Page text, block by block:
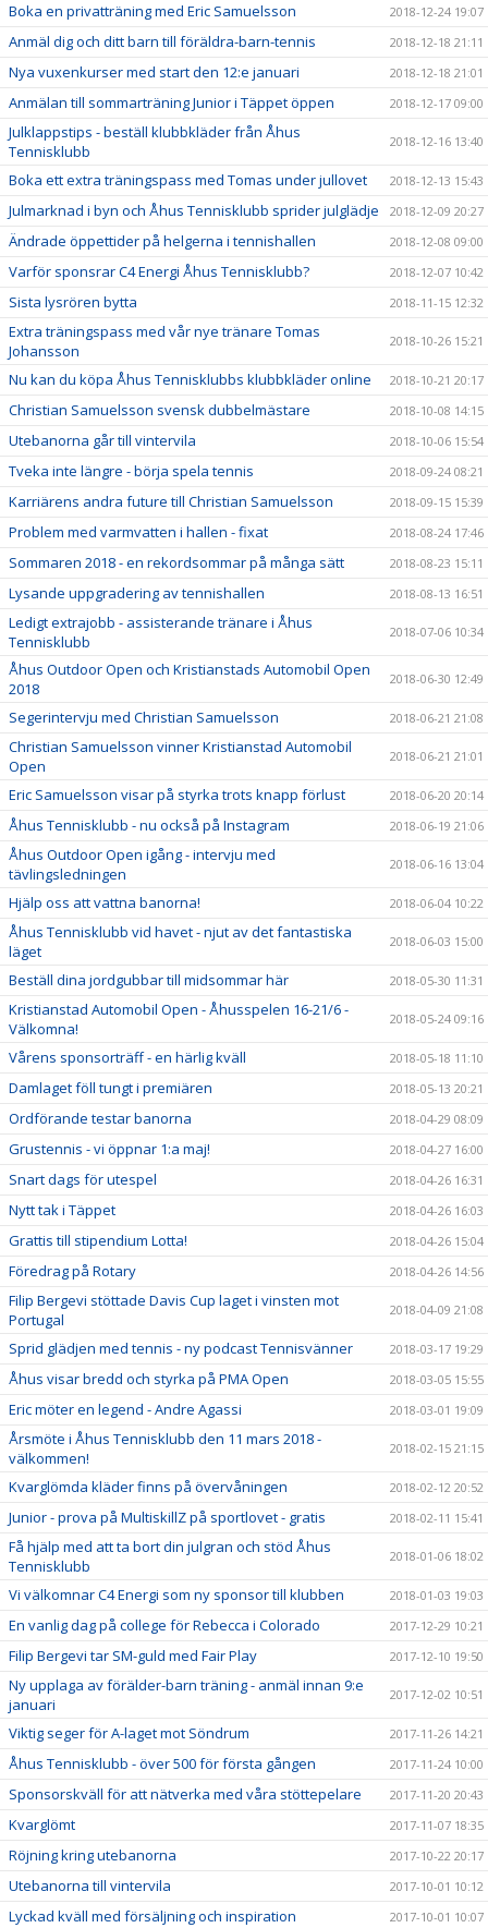
Boka en privatträning med Eric Samuelsson 2018-12-24 19:07
Anmäl dig och ditt barn till föräldra-barn-tennis 2018-12-18 21:11
Nya vuxenkurser med start den 12:e januari 2018-12-18 21:01
Anmälan till sommarträning Junior i Täppet öppen 2018-12-17 09:00
Julklappstips - beställ klubbkläder från Åhus
Tennisklubb
2018-12-16 13:40
Boka ett extra träningspass med Tomas under jullovet 2018-12-13 15:43
Julmarknad i byn och Åhus Tennisklubb sprider julglädje 2018-12-09 20:27
Ändrade öppettider på helgerna i tennishallen 2018-12-08 09:00
Varför sponsrar C4 Energi Åhus Tennisklubb? 2018-12-07 10:42
Sista lysrören bytta 2018-11-15 12:32
Extra träningspass med vår nye tränare Tomas
Johansson
2018-10-26 15:21
Nu kan du köpa Åhus Tennisklubbs klubbkläder online 2018-10-21 20:17
Christian Samuelsson svensk dubbelmästare 2018-10-08 14:15
Utebanorna går till vintervila 2018-10-06 15:54
Tveka inte längre - börja spela tennis 2018-09-24 08:21
Karriärens andra future till Christian Samuelsson 2018-09-15 15:39
Problem med varmvatten i hallen - fixat 2018-08-24 17:46
Sommaren 2018 - en rekordsommar på många sätt 2018-08-23 15:11
Lysande uppgradering av tennishallen 2018-08-13 16:51
Ledigt extrajobb - assisterande tränare i Åhus
Tennisklubb
2018-07-06 10:34
Åhus Outdoor Open och Kristianstads Automobil Open
2018
2018-06-30 12:49
Segerintervju med Christian Samuelsson 2018-06-21 21:08
Christian Samuelsson vinner Kristianstad Automobil
Open
2018-06-21 21:01
Eric Samuelsson visar på styrka trots knapp förlust 2018-06-20 20:14
Åhus Tennisklubb - nu också på Instagram 2018-06-19 21:06
Åhus Outdoor Open igång - intervju med
tävlingsledningen
2018-06-16 13:04
Hjälp oss att vattna banorna! 2018-06-04 10:22
Åhus Tennisklubb vid havet - njut av det fantastiska
läget
2018-06-03 15:00
Beställ dina jordgubbar till midsommar här 2018-05-30 11:31
Kristianstad Automobil Open - Åhusspelen 16-21/6 -
Välkomna!
2018-05-24 09:16
Vårens sponsorträff - en härlig kväll 2018-05-18 11:10
Damlaget föll tungt i premiären 2018-05-13 20:21
Ordförande testar banorna 2018-04-29 08:09
Grustennis - vi öppnar 1:a maj! 2018-04-27 16:00
Snart dags för utespel 2018-04-26 16:31
Nytt tak i Täppet 2018-04-26 16:03
Grattis till stipendium Lotta! 2018-04-26 15:04
Föredrag på Rotary 2018-04-26 14:56
Filip Bergevi stöttade Davis Cup laget i vinsten mot
Portugal
2018-04-09 21:08
Sprid glädjen med tennis - ny podcast Tennisvänner 2018-03-17 19:29
Åhus visar bredd och styrka på PMA Open 2018-03-05 15:55
Eric möter en legend - Andre Agassi 2018-03-01 19:09
Årsmöte i Åhus Tennisklubb den 11 mars 2018 -
välkommen!
2018-02-15 21:15
Kvarglömda kläder finns på övervåningen 2018-02-12 20:52
Junior - prova på MultiskillZ på sportlovet - gratis 2018-02-11 15:41
Få hjälp med att ta bort din julgran och stöd Åhus
Tennisklubb
2018-01-06 18:02
Vi välkomnar C4 Energi som ny sponsor till klubben 2018-01-03 19:03
En vanlig dag på college för Rebecca i Colorado 2017-12-29 10:21
Filip Bergevi tar SM-guld med Fair Play 2017-12-10 19:50
Ny upplaga av förälder-barn träning - anmäl innan 9:e
januari
2017-12-02 10:51
Viktig seger för A-laget mot Söndrum 2017-11-26 14:21
Åhus Tennisklubb - över 500 för första gången 2017-11-24 10:00
Sponsorskväll för att nätverka med våra stöttepelare 2017-11-20 20:43
Kvarglömt 2017-11-07 18:35
Röjning kring utebanorna 2017-10-22 20:17
Utebanorna till vintervila 2017-10-01 10:12
Lyckad kväll med försäljning och inspiration 2017-10-01 10:07